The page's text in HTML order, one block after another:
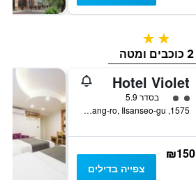
2 כוכבים
2 כוכבים ומטה
Hotel Violet
2 דירוג מחלקת נוסעים
בסדר 5.9
1575, Jungang-ro, Ilsanseo-gu, גויאנג, דרום קוריאה
₪150
צפייה בדילים